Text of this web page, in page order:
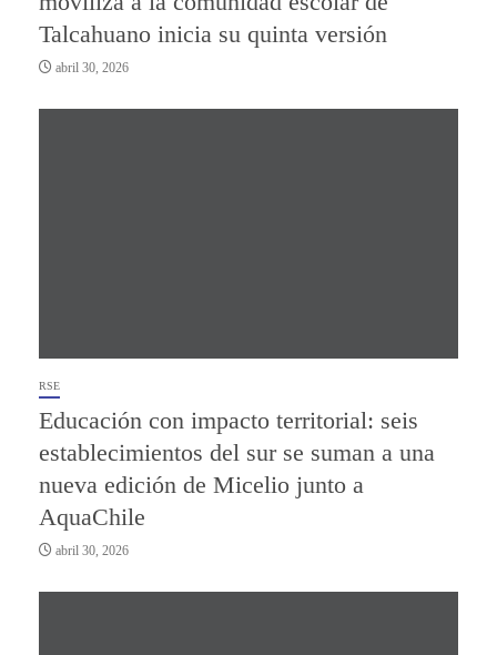
Talcahuano inicia su quinta versión
abril 30, 2026
RSE
Educación con impacto territorial: seis
establecimientos del sur se suman a una
nueva edición de Micelio junto a
AquaChile
abril 30, 2026